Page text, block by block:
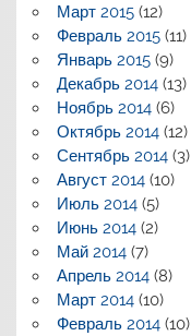
Март 2015(12)
Февраль 2015(11)
Январь 2015(9)
Декабрь 2014(13)
Ноябрь 2014(6)
Октябрь 2014(12)
Сентябрь 2014(3)
Август 2014(10)
Июль 2014(5)
Июнь 2014(2)
Май 2014(7)
Апрель 2014(8)
Март 2014(10)
Февраль 2014(10)